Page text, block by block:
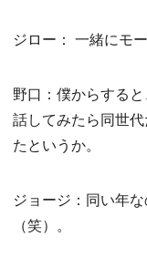
ジロー： 一緒にモ
野口：僕からする
話してみたら同世
たというか。
ジョージ：同い年
（笑）。